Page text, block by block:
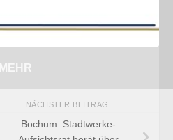
MEHR
NÄCHSTER BEITRAG
Bochum: Stadtwerke-